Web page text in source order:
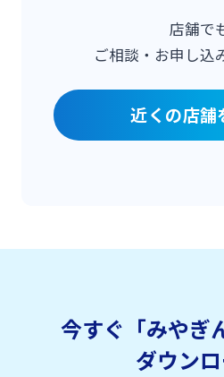
店舗で
ご相談・お申し込
近くの店舗
今すぐ「みやぎ
ダウン